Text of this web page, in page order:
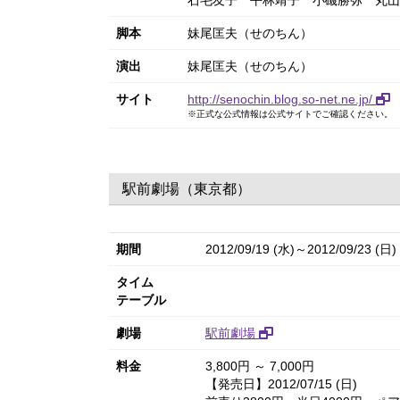
脚本 妹尾匡夫（せのちん）
演出 妹尾匡夫（せのちん）
サイト http://senochin.blog.so-net.ne.jp/
※正式な公式情報は公式サイトでご確認ください。
駅前劇場（東京都）
期間 2012/09/19 (水)～2012/09/23 (日)
タイム
テーブル
劇場 駅前劇場
料金
3,800円 ～ 7,000円
【発売日】2012/07/15 (日)